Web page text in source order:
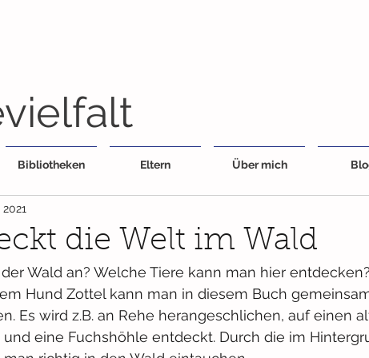
Bibliotheken Eltern Über mich
die Welt im Wald
Wald an? Welche Tiere kann man hier
Hund Zottel kann man in diesem Buch
Es wird z.B. an Rehe herangeschlichen, auf einen
eine Fuchshöhle entdeckt. Durch die im